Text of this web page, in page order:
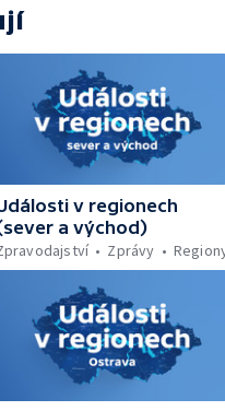
— Další rozsáhlý lesní požár
rozhledny na
Náchoda je zhruba v
v kempu na Pardubicku —
rekonstrukci — Letiště
8 milionů cestujících
nelegálních graffiti
v regionech
a východ)
Zprávy